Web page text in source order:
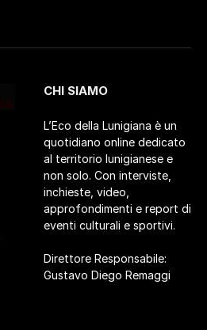
CHI SIAMO
L’Eco della Lunigiana è un
quotidiano online dedicato
al territorio lunigianese e
non solo. Con interviste,
inchieste, video,
approfondimenti e report di
eventi culturali e sportivi.
Direttore Responsabile:
Gustavo Diego Remaggi